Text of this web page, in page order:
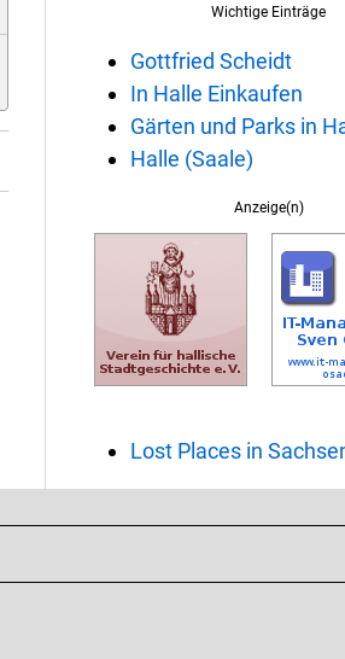
Wichtige Einträge
Gottfried Scheidt
In Halle Einkaufen
Gärten und Parks in
Halle (Saale)
Anzeige(n)
Lost Places in